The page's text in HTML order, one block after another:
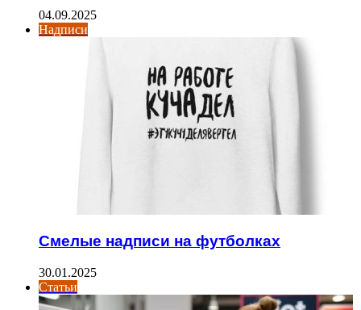
04.09.2025
Надписи
Смелые надписи на футболках
30.01.2025
Статьи